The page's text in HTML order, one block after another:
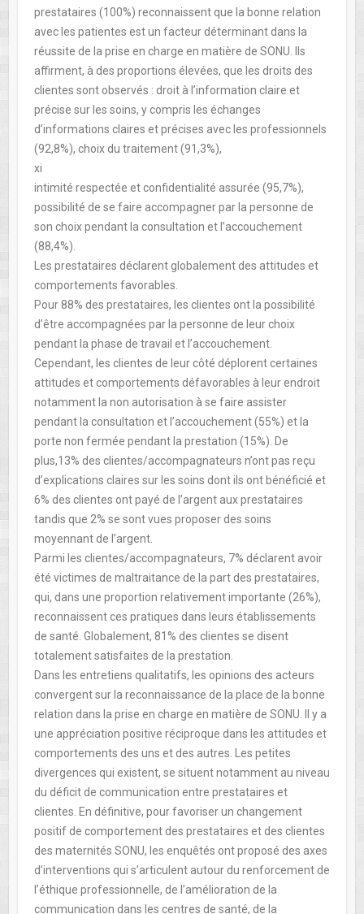
prestataires (100%) reconnaissent que la bonne relation
avec les patientes est un facteur déterminant dans la
réussite de la prise en charge en matière de SONU. Ils
affirment, à des proportions élevées, que les droits des
clientes sont observés : droit à l’information claire et
précise sur les soins, y compris les échanges
d’informations claires et précises avec les professionnels
(92,8%), choix du traitement (91,3%),
xi
intimité respectée et confidentialité assurée (95,7%),
possibilité de se faire accompagner par la personne de
son choix pendant la consultation et l’accouchement
(88,4%).
Les prestataires déclarent globalement des attitudes et
comportements favorables.
Pour 88% des prestataires, les clientes ont la possibilité
d’être accompagnées par la personne de leur choix
pendant la phase de travail et l’accouchement.
Cependant, les clientes de leur côté déplorent certaines
attitudes et comportements défavorables à leur endroit
notamment la non autorisation à se faire assister
pendant la consultation et l’accouchement (55%) et la
porte non fermée pendant la prestation (15%). De
plus,13% des clientes/accompagnateurs n’ont pas reçu
d’explications claires sur les soins dont ils ont bénéficié et
6% des clientes ont payé de l’argent aux prestataires
tandis que 2% se sont vues proposer des soins
moyennant de l’argent.
Parmi les clientes/accompagnateurs, 7% déclarent avoir
été victimes de maltraitance de la part des prestataires,
qui, dans une proportion relativement importante (26%),
reconnaissent ces pratiques dans leurs établissements
de santé. Globalement, 81% des clientes se disent
totalement satisfaites de la prestation.
Dans les entretiens qualitatifs, les opinions des acteurs
convergent sur la reconnaissance de la place de la bonne
relation dans la prise en charge en matière de SONU. Il y a
une appréciation positive réciproque dans les attitudes et
comportements des uns et des autres. Les petites
divergences qui existent, se situent notamment au niveau
du déficit de communication entre prestataires et
clientes. En définitive, pour favoriser un changement
positif de comportement des prestataires et des clientes
des maternités SONU, les enquêtés ont proposé des axes
d’interventions qui s’articulent autour du renforcement de
l’éthique professionnelle, de l’amélioration de la
communication dans les centres de santé, de la